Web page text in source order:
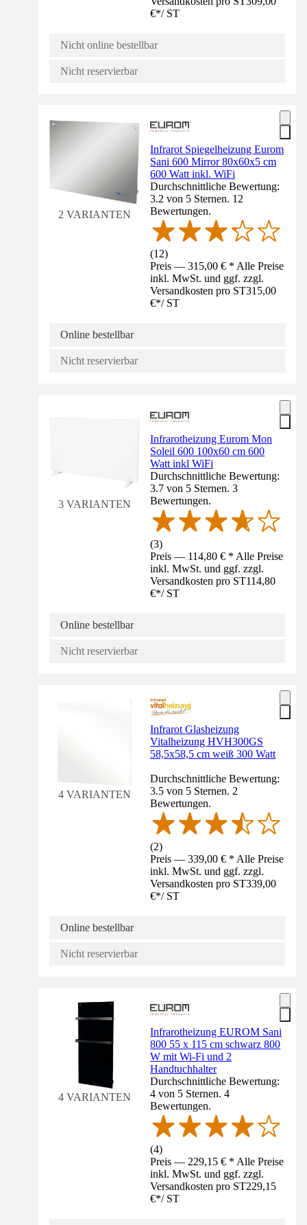
€*/ ST
Nicht online bestellbar
Nicht reservierbar
2 VARIANTEN
Infrarot Spiegelheizung Eurom
Sani 600 Mirror 80x60x5 cm
600 Watt inkl. WiFi
Durchschnittliche Bewertung:
3.2 von 5 Sternen. 12
Bewertungen.
(12)
Preis — 315,00 € * Alle Preise
inkl. MwSt. und ggf. zzgl.
Versandkosten pro ST315,00
€*/ ST
Online bestellbar
Nicht reservierbar
3 VARIANTEN
Infrarotheizung Eurom Mon
Soleil 600 100x60 cm 600
Watt inkl WiFi
Durchschnittliche Bewertung:
3.7 von 5 Sternen. 3
Bewertungen.
(3)
Preis — 114,80 € * Alle Preise
inkl. MwSt. und ggf. zzgl.
Versandkosten pro ST114,80
€*/ ST
Online bestellbar
Nicht reservierbar
4 VARIANTEN
Infrarot Glasheizung
Vitalheizung HVH300GS
58,5x58,5 cm weiß 300 Watt
Durchschnittliche Bewertung:
3.5 von 5 Sternen. 2
Bewertungen.
(2)
Preis — 339,00 € * Alle Preise
inkl. MwSt. und ggf. zzgl.
Versandkosten pro ST339,00
€*/ ST
Online bestellbar
Nicht reservierbar
4 VARIANTEN
Infrarotheizung EUROM Sani
800 55 x 115 cm schwarz 800
W mit Wi-Fi und 2
Handtuchhalter
Durchschnittliche Bewertung:
4 von 5 Sternen. 4
Bewertungen.
(4)
Preis — 229,15 € * Alle Preise
inkl. MwSt. und ggf. zzgl.
Versandkosten pro ST229,15
€*/ ST